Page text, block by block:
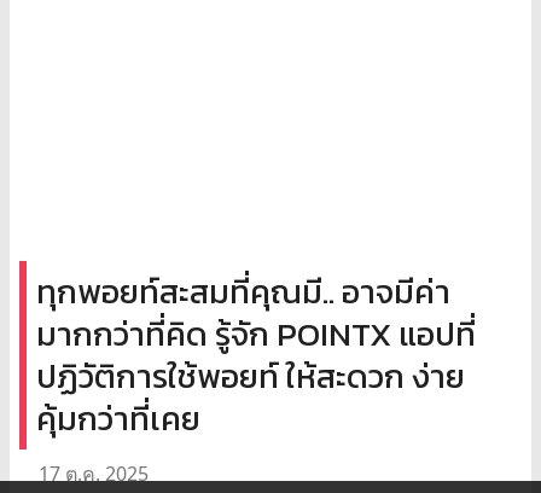
ทุกพอยท์สะสมที่คุณมี.. อาจมีค่า
มากกว่าที่คิด รู้จัก POINTX แอปที่
ปฏิวัติการใช้พอยท์ ให้สะดวก ง่าย
คุ้มกว่าที่เคย
17 ต.ค. 2025